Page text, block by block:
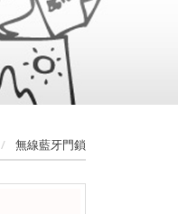
無線藍牙門鎖